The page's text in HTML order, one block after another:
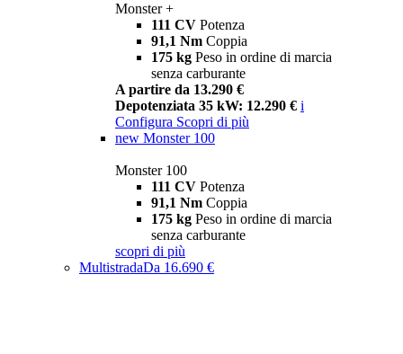
Monster +
111 CV Potenza
91,1 Nm Coppia
175 kg Peso in ordine di marcia
senza carburante
A partire da 13.290 €
Depotenziata 35 kW: 12.290 € i
Configura Scopri di più
new Monster 100
Monster 100
111 CV Potenza
91,1 Nm Coppia
175 kg Peso in ordine di marcia
senza carburante
scopri di più
MultistradaDa 16.690 €